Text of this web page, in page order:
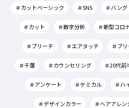
＃カットベーシック ＃SNS ＃バング
＃カット ＃数字分析 ＃新型コロ
＃ブリーチ ＃エアタッチ ＃ブ
＃千葉 ＃カウンセリング ＃20代前
＃アンケート ＃ケミカル ＃ハ
＃デザインカラー ＃ヘアアレン